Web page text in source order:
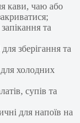
кави, чаю або
та
зберігання та
для холодних
супів та
для напоїв на